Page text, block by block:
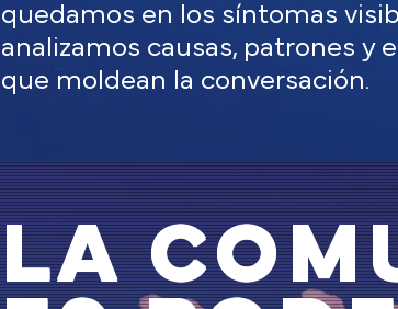
quedamos en los síntomas
analizamos causas, patrones y
que moldean la conversación.
LA